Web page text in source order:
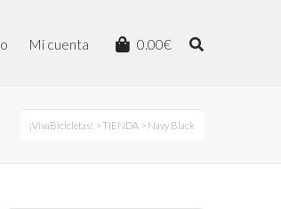
0.00€
Mi cuenta
¡VivaBicicletas! >TIENDA > Navy Black